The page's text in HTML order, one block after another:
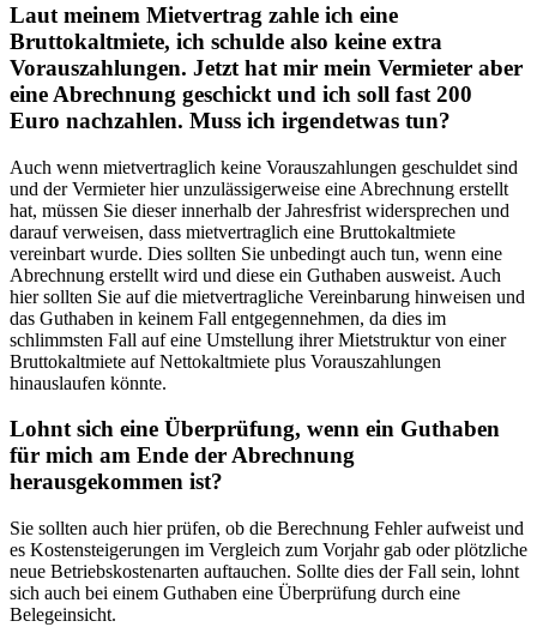
Laut meinem Mietvertrag zahle ich eine
Bruttokaltmiete, ich schulde also keine extra
Vorauszahlungen. Jetzt hat mir mein Vermieter aber
eine Abrechnung geschickt und ich soll fast 200
Euro nachzahlen. Muss ich irgendetwas tun?
Auch wenn mietvertraglich keine Vorauszahlungen geschuldet sind
und der Vermieter hier unzulässigerweise eine Abrechnung erstellt
hat, müssen Sie dieser innerhalb der Jahresfrist widersprechen und
darauf verweisen, dass mietvertraglich eine Bruttokaltmiete
vereinbart wurde. Dies sollten Sie unbedingt auch tun, wenn eine
Abrechnung erstellt wird und diese ein Guthaben ausweist. Auch
hier sollten Sie auf die mietvertragliche Vereinbarung hinweisen und
das Guthaben in keinem Fall entgegennehmen, da dies im
schlimmsten Fall auf eine Umstellung ihrer Mietstruktur von einer
Bruttokaltmiete auf Nettokaltmiete plus Vorauszahlungen
hinauslaufen könnte.
Lohnt sich eine Überprüfung, wenn ein Guthaben
für mich am Ende der Abrechnung
herausgekommen ist?
Sie sollten auch hier prüfen, ob die Berechnung Fehler aufweist und
es Kostensteigerungen im Vergleich zum Vorjahr gab oder plötzliche
neue Betriebskostenarten auftauchen. Sollte dies der Fall sein, lohnt
sich auch bei einem Guthaben eine Überprüfung durch eine
Belegeinsicht.